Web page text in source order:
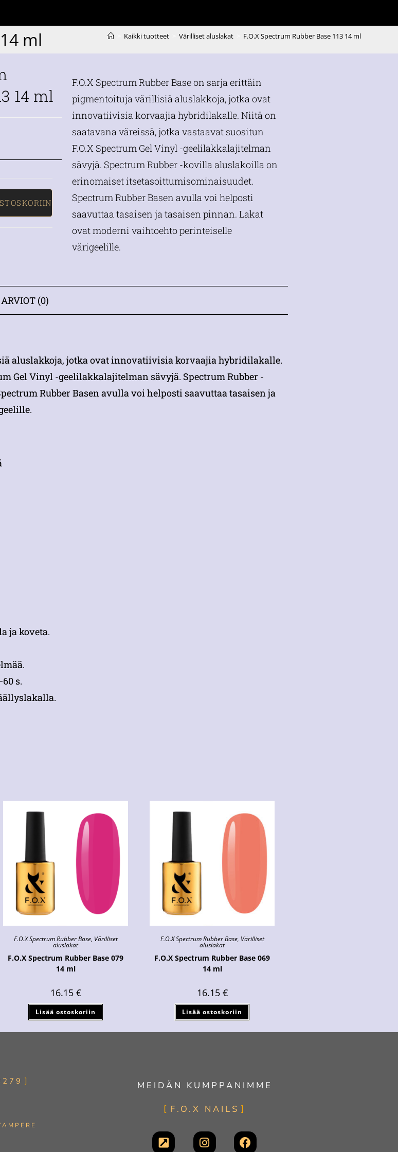
ml Kaikki tuotteet Värilliset aluslakat F.O.X Spectrum Rubber Base 113 14 ml
14 ml
F.O.X Spectrum Rubber Base on sarja erittäin
pigmentoituja värillisiä aluslakkoja, jotka ovat
innovatiivisia korvaajia hybridilakalle. Niitä on
saatavana väreissä, jotka vastaavat suositun
F.O.X Spectrum Gel Vinyl -geelilakkalajitelman
sävyjä. Spectrum Rubber -kovilla aluslakoilla on
erinomaiset itsetasoittumisominaisuudet.
Spectrum Rubber Basen avulla voi helposti
saavuttaa tasaisen ja tasaisen pinnan. Lakat
ovat moderni vaihtoehto perinteiselle
värigeelille.
ARVIOT (0)
aluslakkoja, jotka ovat innovatiivisia korvaajia hybridilakalle.
Gel Vinyl -geelilakkalajitelman sävyjä. Spectrum Rubber -
Rubber Basen avulla voi helposti saavuttaa tasaisen ja
ja koveta.
s.
F.O.X Spectrum Rubber Base, Värilliset
aluslakat
F.O.X Spectrum Rubber Base 079
14 ml
16.15 €
Lisää ostoskoriin
F.O.X Spectrum Rubber Base, Värilliset
aluslakat
F.O.X Spectrum Rubber Base 069
14 ml
16.15 €
Lisää ostoskoriin
MEIDÄN KUMPPANIMME
F.O.X NAILS